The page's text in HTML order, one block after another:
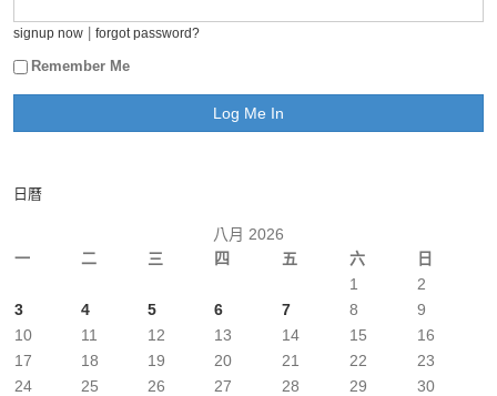
signup now forgot password?
Remember Me
日曆
八月 2026
一
二 三 四 五 六 日
1
2
3
4 5 6 7 8
9
10
11 12 13 14 15
16
17
18 19 20 21 22
23
24
25 26 27 28 29
30